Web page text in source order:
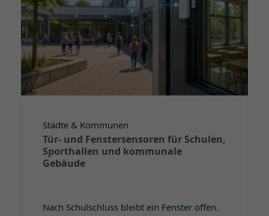
Städte & Kommunen
Tür- und Fenstersensoren für Schulen,
Sporthallen und kommunale
Gebäude
Nach Schulschluss bleibt ein Fenster offen.